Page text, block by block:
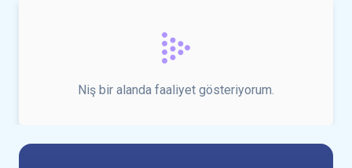
Niş bir alanda faaliyet gösteriyorum.